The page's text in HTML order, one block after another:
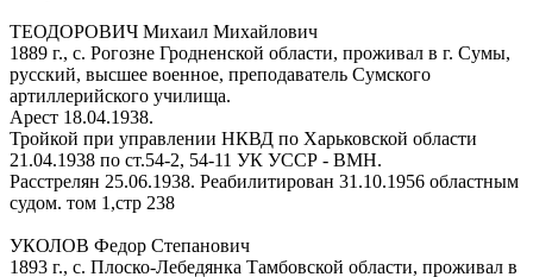
ТЕОДОРОВИЧ Михаил Михайлович
1889 г., с. Рогозне Гродненской области, проживал в г. Сумы,
русский, высшее военное, преподаватель Сумского
артиллерийского училища.
Арест 18.04.1938.
Тройкой при управлении НКВД по Харьковской области
21.04.1938 по ст.54-2, 54-11 УК УССР - ВМН.
Расстрелян 25.06.1938. Реабилитирован 31.10.1956 областным
судом. том 1,стр 238
УКОЛОВ Федор Степанович
1893 г., с. Плоско-Лебедянка Тамбовской области, проживал в